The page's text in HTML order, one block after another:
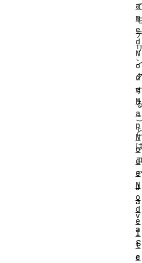
て
リ
る
こ
と
コ
J
a
v
a
S
c
a
m
e
d
N
o
d
e
M
a
p
N
o
d
e
N
o
d
e
I
t
e